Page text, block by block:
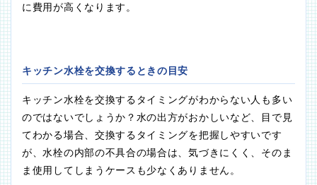
に費用が高くなります。
キッチン水栓を交換するときの目安
キッチン水栓を交換するタイミングがわからない人も多い
のではないでしょうか？水の出方がおかしいなど、目で見
てわかる場合、交換するタイミングを把握しやすいです
が、水栓の内部の不具合の場合は、気づきにくく、そのま
ま使用してしまうケースも少なくありません。